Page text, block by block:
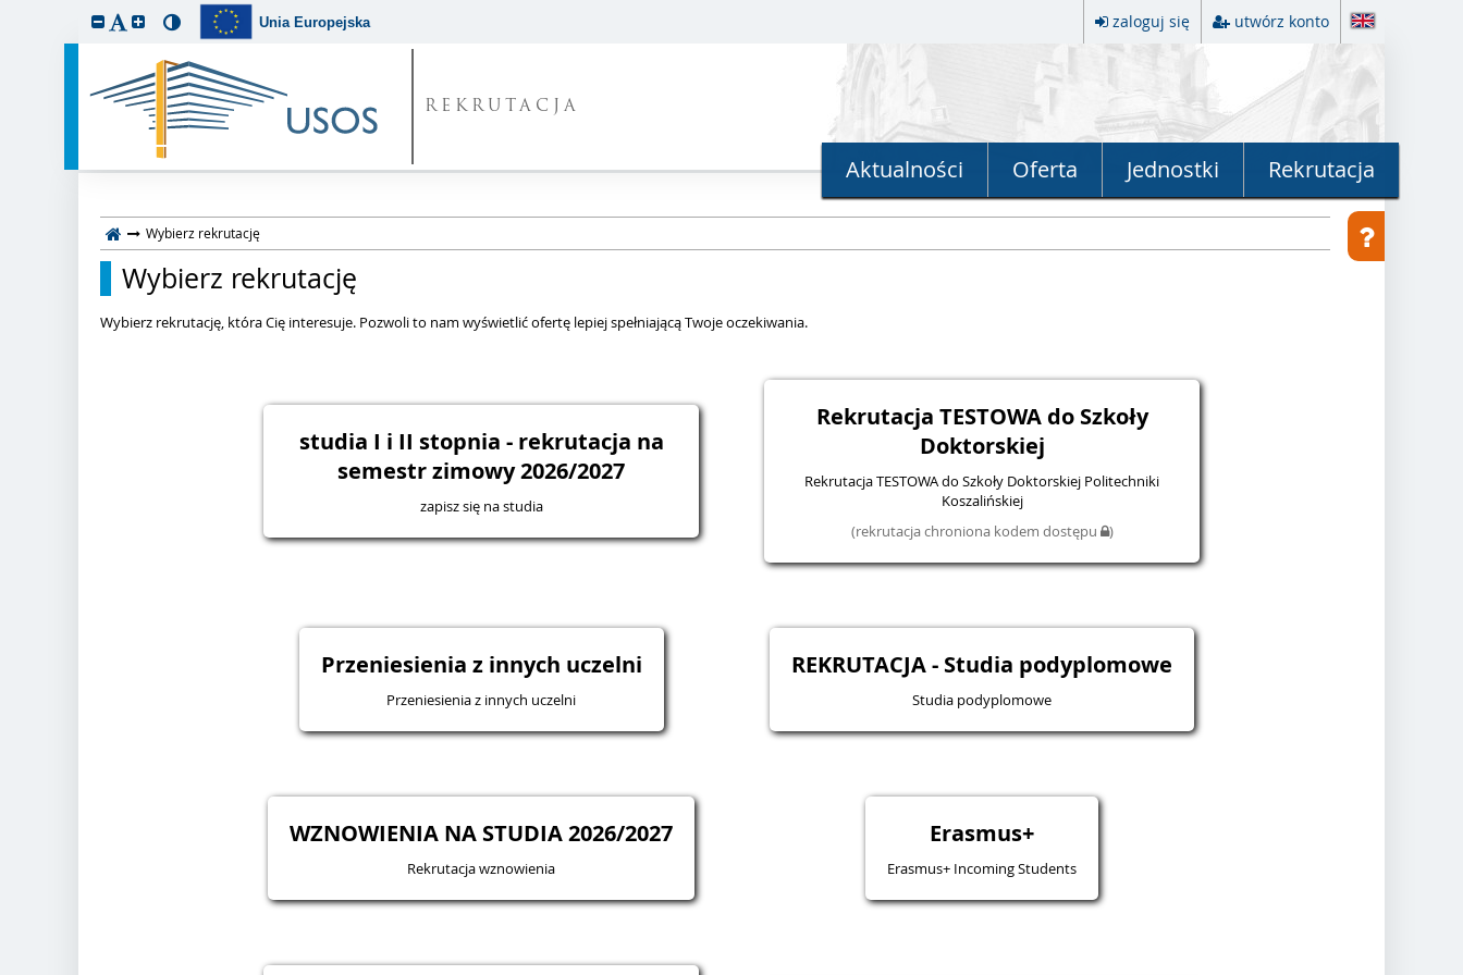
Unia Europejska zaloguj się utwórz konto
REKRUTACJA
Aktualności Oferta Jednostki Rekrutacja
Wybierz rekrutację
Wybierz rekrutację
Wybierz rekrutację, która Cię interesuje. Pozwoli to nam wyświetlić ofertę lepiej spełniającą Twoje oczekiwania.
studia I i II stopnia - rekrutacja na
semestr zimowy 2026/2027
zapisz się na studia
Rekrutacja TESTOWA do Szkoły
Doktorskiej
Rekrutacja TESTOWA do Szkoły Doktorskiej Politechniki
Koszalińskiej
(rekrutacja chroniona kodem dostępu
)
Przeniesienia z innych uczelni
Przeniesienia z innych uczelni
REKRUTACJA - Studia podyplomowe
Studia podyplomowe
WZNOWIENIA NA STUDIA 2026/2027
Rekrutacja wznowienia
Erasmus+
Erasmus+ Incoming Students